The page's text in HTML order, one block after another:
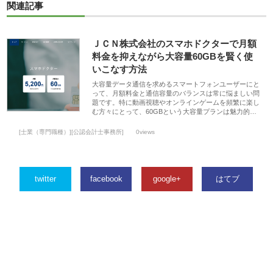
関連記事
ＪＣＮ株式会社のスマホドクターで月額
料金を抑えながら大容量60GBを賢く使
いこなす方法
大容量データ通信を求めるスマートフォンユーザーにと
って、月額料金と通信容量のバランスは常に悩ましい問
題です。特に動画視聴やオンラインゲームを頻繁に楽し
む方々にとって、60GBという大容量プランは魅力的…
[士業（専門職種）][公認会計士事務所] 0views
twitter facebook google+ はてブ